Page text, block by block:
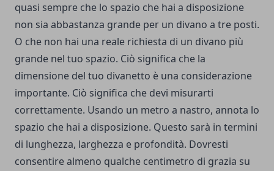
quasi sempre che lo spazio che hai a disposizione
non sia abbastanza grande per un divano a tre posti.
O che non hai una reale richiesta di un divano più
grande nel tuo spazio. Ciò significa che la
dimensione del tuo divanetto è una considerazione
importante. Ciò significa che devi misurarti
correttamente. Usando un metro a nastro, annota lo
spazio che hai a disposizione. Questo sarà in termini
di lunghezza, larghezza e profondità. Dovresti
consentire almeno qualche centimetro di grazia su